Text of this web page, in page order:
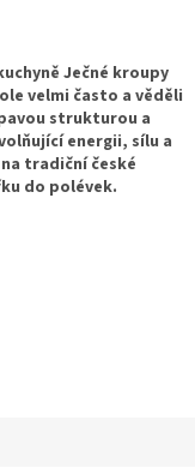
Ječné kroupy
velmi často a věděli
strukturou a
energii, sílu a
tradiční české
do polévek.